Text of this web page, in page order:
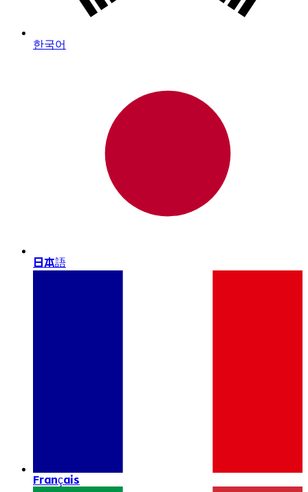
한국어
日本語
Français